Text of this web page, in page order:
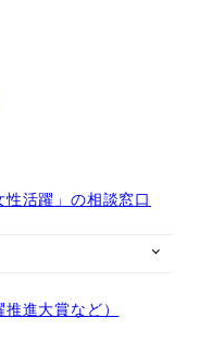
活躍」の相談窓口
進大賞など）